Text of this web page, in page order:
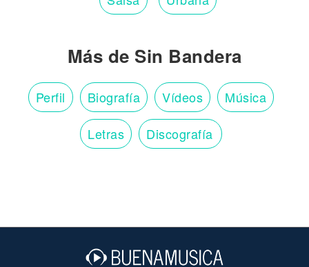
Más de Sin Bandera
Perfil Biografía Vídeos Música
Letras Discografía